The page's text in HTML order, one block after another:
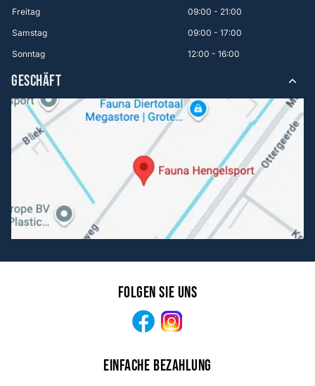
Freitag
09:00 - 21:00
Samstag
09:00 - 17:00
Sonntag
12:00 - 16:00
GESCHÄFT
Folgen Sie uns
Facebook
Einfache Bezahlung